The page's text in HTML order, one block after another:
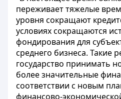
переживает тяжелые
уровня сокращают
условиях сокращаются
фондирования для
среднего бизнеса. Такие
государство принимать
более значительные
соответствии с новым
финансово-